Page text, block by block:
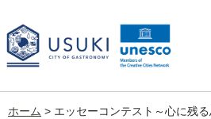
ホーム > エッセーコンテスト～心に残